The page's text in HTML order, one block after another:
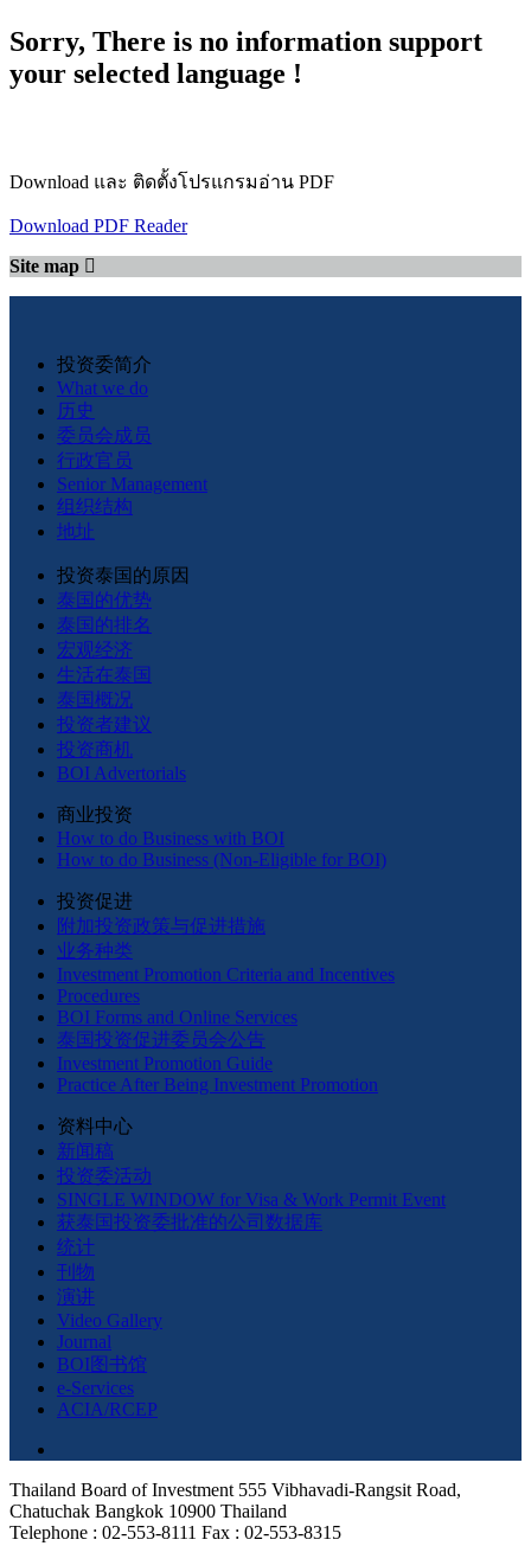
Sorry, There is no information support
your selected language !
Download และ ติดตั้งโปรแกรมอ่าน PDF
Download PDF Reader
Site map
投资委简介
What we do
历史
委员会成员
行政官员
Senior Management
组织结构
地址
投资泰国的原因
泰国的优势
泰国的排名
宏观经济
生活在泰国
泰国概况
投资者建议
投资商机
BOI Advertorials
商业投资
How to do Business with BOI
How to do Business (Non-Eligible for BOI)
投资促进
附加投资政策与促进措施
业务种类
Investment Promotion Criteria and Incentives
Procedures
BOI Forms and Online Services
泰国投资促进委员会公告
Investment Promotion Guide
Practice After Being Investment Promotion
资料中心
新闻稿
投资委活动
SINGLE WINDOW for Visa & Work Permit Event
获泰国投资委批准的公司数据库
统计
刊物
演讲
Video Gallery
Journal
BOI图书馆
e-Services
ACIA/RCEP
Thailand Board of Investment 555 Vibhavadi-Rangsit Road,
Chatuchak Bangkok 10900 Thailand
Telephone : 02-553-8111 Fax : 02-553-8315